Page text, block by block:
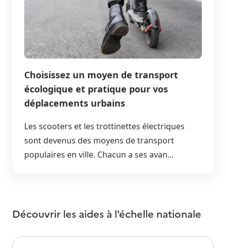
Choisissez un moyen de transport
écologique et pratique pour vos
déplacements urbains
Les scooters et les trottinettes électriques
sont devenus des moyens de transport
populaires en ville. Chacun a ses avan...
Découvrir les aides à l'échelle nationale